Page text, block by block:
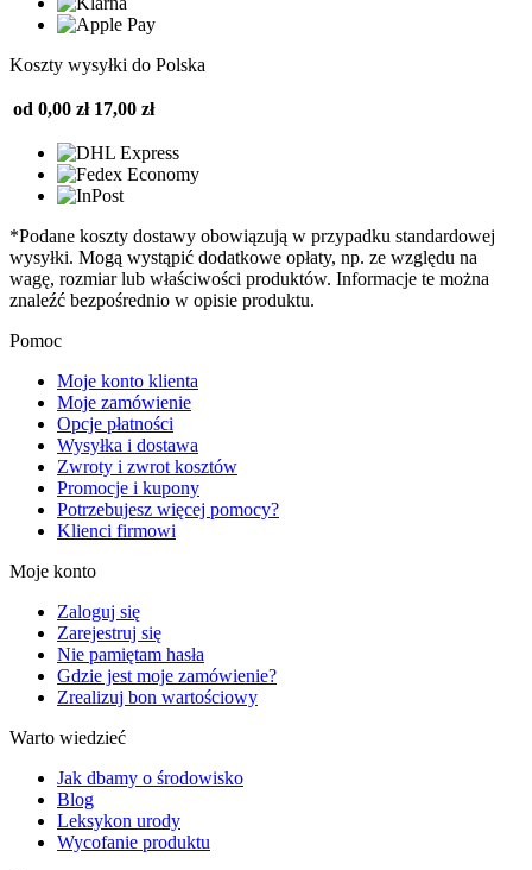
Koszty wysyłki do Polska
od 0,00 zł 17,00 zł
*Podane koszty dostawy obowiązują w przypadku standardowej
wysyłki. Mogą wystąpić dodatkowe opłaty, np. ze względu na
wagę, rozmiar lub właściwości produktów. Informacje te można
znaleźć bezpośrednio w opisie produktu.
Pomoc
Moje konto klienta
Moje zamówienie
Opcje płatności
Wysyłka i dostawa
Zwroty i zwrot kosztów
Promocje i kupony
Potrzebujesz więcej pomocy?
Klienci firmowi
Moje konto
Zaloguj się
Zarejestruj się
Nie pamiętam hasła
Gdzie jest moje zamówienie?
Zrealizuj bon wartościowy
Warto wiedzieć
Jak dbamy o środowisko
Blog
Leksykon urody
Wycofanie produktu